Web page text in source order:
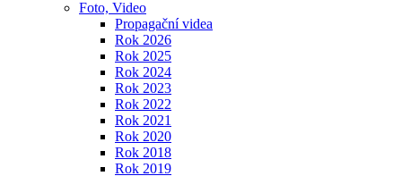
Foto, Video
Propagační videa
Rok 2026
Rok 2025
Rok 2024
Rok 2023
Rok 2022
Rok 2021
Rok 2020
Rok 2018
Rok 2019